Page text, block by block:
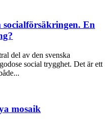
socialförsäkringen. En
del av den svenska
social trygghet. Det är ett
mosaik